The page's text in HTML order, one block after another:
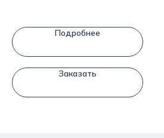
Подробнее
Заказать